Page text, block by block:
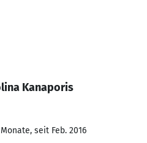
Kanaporis
seit Feb. 2016